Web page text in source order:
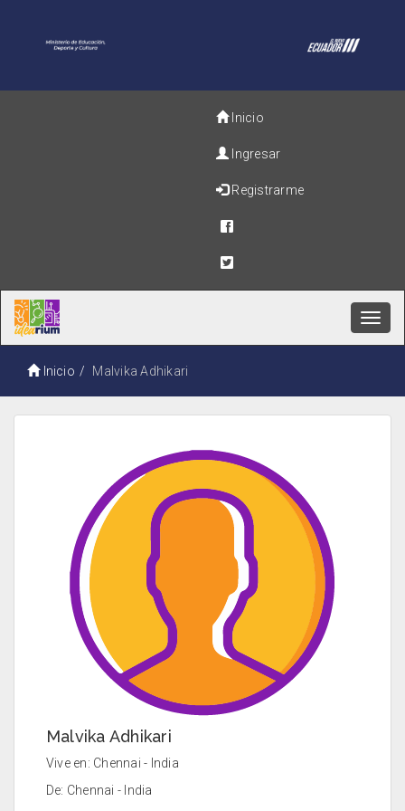
Inicio
Ingresar
Registrarme
Inicio Malvika Adhikari
Malvika Adhikari
Vive en: Chennai - India
De: Chennai - India